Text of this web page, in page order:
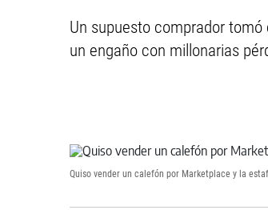
Un supuesto comprador
un engaño con millonarias
Quiso vender un calefón por Marketplace y la